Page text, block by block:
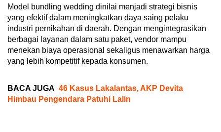
Model bundling wedding dinilai menjadi strategi bisnis
yang efektif dalam meningkatkan daya saing pelaku
industri pernikahan di daerah. Dengan mengintegrasikan
berbagai layanan dalam satu paket, vendor mampu
menekan biaya operasional sekaligus menawarkan harga
yang lebih kompetitif kepada konsumen.
BACA JUGA 46 Kasus Lakalantas, AKP Devita
Himbau Pengendara Patuhi Lalin